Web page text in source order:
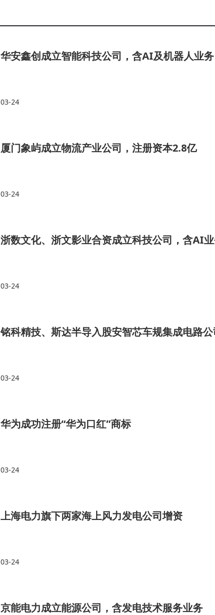
华安鑫创成立智能科技公司，含AI及机器人业务
03-24
厦门象屿成立物流产业公司，注册资本2.8亿
03-24
浙数文化、浙文影业合资成立科技公司，含AI
03-24
铭科精技、斯达半导入股安智芯车规集成电路公
03-24
华为成功注册“华为口红”商标
03-24
上海电力旗下两家海上风力发电公司增资
03-24
京能电力成立能源公司，含发电技术服务业务